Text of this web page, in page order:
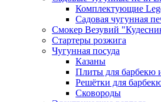
Комплектующие
Садовая чугунная
Смокер Везувий
Стартеры розжига
Чугунная посуда
Казаны
Плиты для барбекю
Решётки для
Сковороды